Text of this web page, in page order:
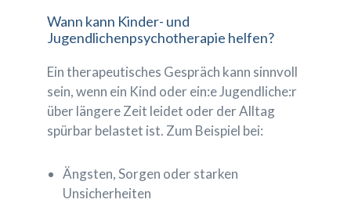
Wann kann Kinder- und
Jugendlichenpsychotherapie helfen?
Ein therapeutisches Gespräch kann sinnvoll
sein, wenn ein Kind oder ein:e Jugendliche:r
über längere Zeit leidet oder der Alltag
spürbar belastet ist. Zum Beispiel bei:
Ängsten, Sorgen oder starken
Unsicherheiten